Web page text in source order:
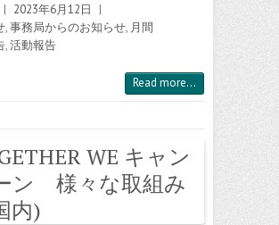
| 2023年6月12日
|
,事務局からのお知らせ, 月間
,活動報告
Read more...
WE キャン
ン 様々な取組み
内)